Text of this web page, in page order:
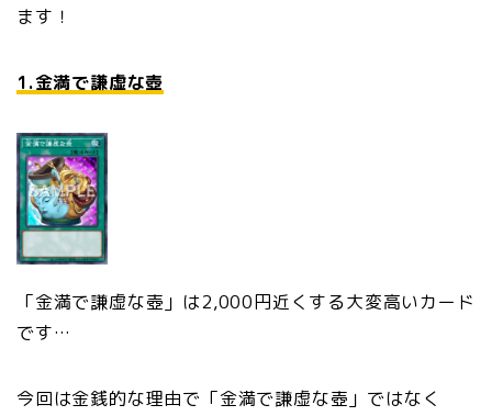
ます！
1.金満で謙虚な壺
「金満で謙虚な壺」は2,000円近くする大変高いカード
です…
今回は金銭的な理由で「金満で謙虚な壺」ではなく